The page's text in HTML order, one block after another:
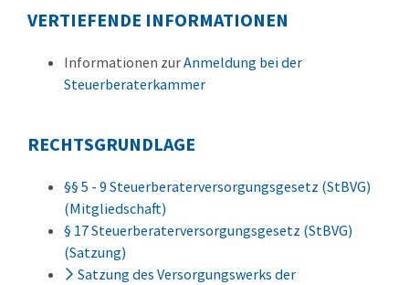
VERTIEFENDE INFORMATIONEN
Informationen zurAnmeldung bei der
Steuerberaterkammer
RECHTSGRUNDLAGE
§§ 5 - 9 Steuerberaterversorgungsgesetz (StBVG)
(Mitgliedschaft)
§ 17 Steuerberaterversorgungsgesetz (StBVG)
(Satzung)
Satzung des Versorgungswerks der